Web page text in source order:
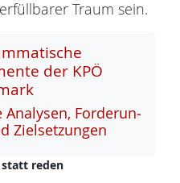
Traum sein.
der KPÖ
Ana­ly­sen, For­de­run­
Ziel­set­zun­gen
statt reden